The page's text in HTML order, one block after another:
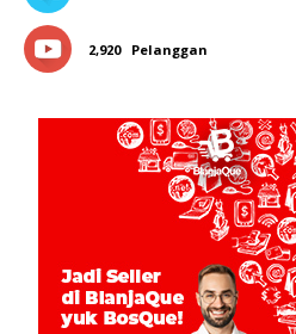
2,920 Pelanggan